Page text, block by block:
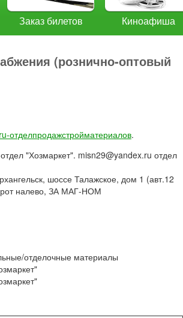
Заказ билетов Киноафиша
(рознично-оптовый
отделпродажстройматериалов.
"Хозмаркет". misn29@yandex.ru отдел
шоссе Талажское, дом 1 (авт.12
налево, ЗА МАГ-НОМ
отделочные материалы